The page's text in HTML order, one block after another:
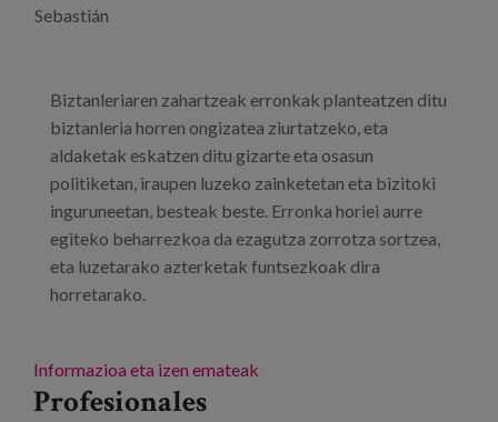
Sebastián
Biztanleriaren zahartzeak erronkak planteatzen ditu
biztanleria horren ongizatea ziurtatzeko, eta
aldaketak eskatzen ditu gizarte eta osasun
politiketan, iraupen luzeko zainketetan eta bizitoki
inguruneetan, besteak beste. Erronka horiei aurre
egiteko beharrezkoa da ezagutza zorrotza sortzea,
eta luzetarako azterketak funtsezkoak dira
horretarako.
Informazioa eta izen emateak
Profesionales